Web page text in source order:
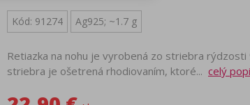
Kód: 91274 Ag925; ~1.7 g
Retiazka na nohu je vyrobená zo striebra
striebra je ošetrená rhodiovaním, ktoré... celý